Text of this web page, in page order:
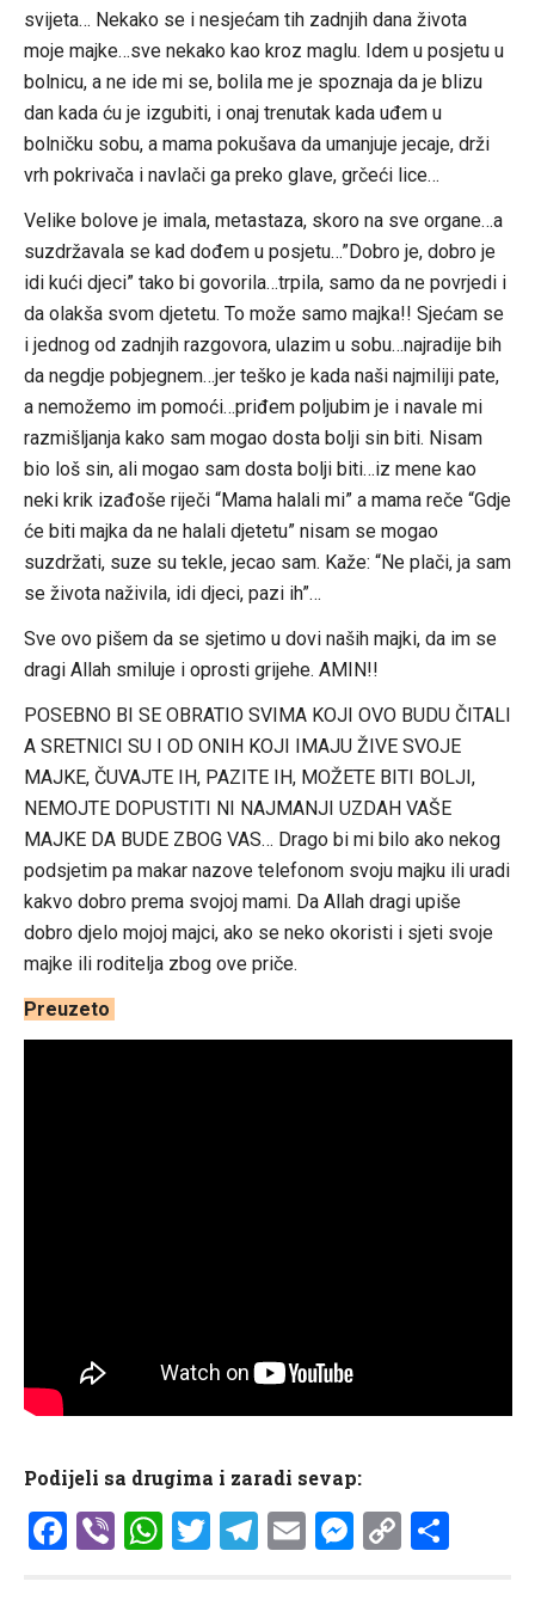
svijeta… Nekako se i nesjećam tih zadnjih dana života
moje majke…sve nekako kao kroz maglu. Idem u posjetu u
bolnicu, a ne ide mi se, bolila me je spoznaja da je blizu
dan kada ću je izgubiti, i onaj trenutak kada uđem u
bolničku sobu, a mama pokušava da umanjuje jecaje, drži
vrh pokrivača i navlači ga preko glave, grčeći lice…
Velike bolove je imala, metastaza, skoro na sve organe…a
suzdržavala se kad dođem u posjetu…”Dobro je, dobro je
idi kući djeci” tako bi govorila…trpila, samo da ne povrjedi i
da olakša svom djetetu. To može samo majka!! Sjećam se
i jednog od zadnjih razgovora, ulazim u sobu…najradije bih
da negdje pobjegnem…jer teško je kada naši najmiliji pate,
a nemožemo im pomoći…priđem poljubim je i navale mi
razmišljanja kako sam mogao dosta bolji sin biti. Nisam
bio loš sin, ali mogao sam dosta bolji biti…iz mene kao
neki krik izađoše riječi “Mama halali mi” a mama reče “Gdje
će biti majka da ne halali djetetu” nisam se mogao
suzdržati, suze su tekle, jecao sam. Kaže: “Ne plači, ja sam
se života naživila, idi djeci, pazi ih”…
Sve ovo pišem da se sjetimo u dovi naših majki, da im se
dragi Allah smiluje i oprosti grijehe. AMIN!!
POSEBNO BI SE OBRATIO SVIMA KOJI OVO BUDU ČITALI
A SRETNICI SU I OD ONIH KOJI IMAJU ŽIVE SVOJE
MAJKE, ČUVAJTE IH, PAZITE IH, MOŽETE BITI BOLJI,
NEMOJTE DOPUSTITI NI NAJMANJI UZDAH VAŠE
MAJKE DA BUDE ZBOG VAS… Drago bi mi bilo ako nekog
podsjetim pa makar nazove telefonom svoju majku ili uradi
kakvo dobro prema svojoj mami. Da Allah dragi upiše
dobro djelo mojoj majci, ako se neko okoristi i sjeti svoje
majke ili roditelja zbog ove priče.
Preuzeto
Podijeli sa drugima i zaradi sevap:
Facebook
ViberWhatsApp
Twitter
Telegram
EmailCopy